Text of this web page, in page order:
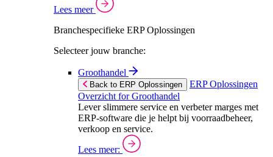
Lees meer
Branchespecifieke ERP Oplossingen
Selecteer jouw branche:
Groothandel
Back to ERP Oplossingen
ERP Oplossingen
Overzicht for Groothandel
Lever slimmere service en verbeter marges met
ERP-software die je helpt bij voorraadbeheer,
verkoop en service.
Lees meer: